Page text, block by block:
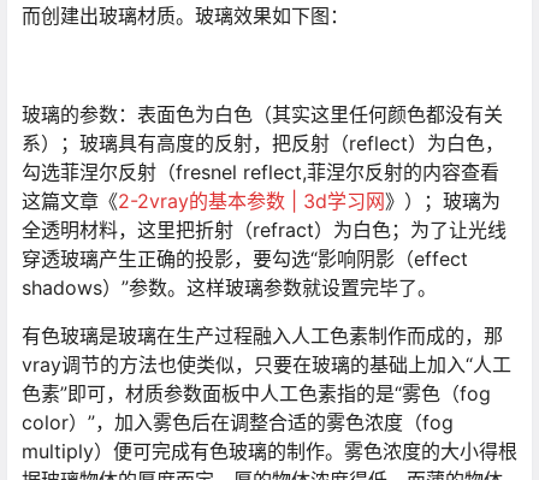
而创建出玻璃材质。玻璃效果如下图：
玻璃的参数：表面色为白色（其实这里任何颜色都没有关
系）；玻璃具有高度的反射，把反射（reflect）为白色，
勾选菲涅尔反射（fresnel reflect,菲涅尔反射的内容查看
这篇文章《2-2vray的基本参数 | 3d学习网》）；玻璃为
全透明材料，这里把折射（refract）为白色；为了让光线
穿透玻璃产生正确的投影，要勾选“影响阴影（effect
shadows）”参数。这样玻璃参数就设置完毕了。
有色玻璃是玻璃在生产过程融入人工色素制作而成的，那
vray调节的方法也使类似，只要在玻璃的基础上加入“人工
色素”即可，材质参数面板中人工色素指的是“雾色（fog
color）”，加入雾色后在调整合适的雾色浓度（fog
multiply）便可完成有色玻璃的制作。雾色浓度的大小得根